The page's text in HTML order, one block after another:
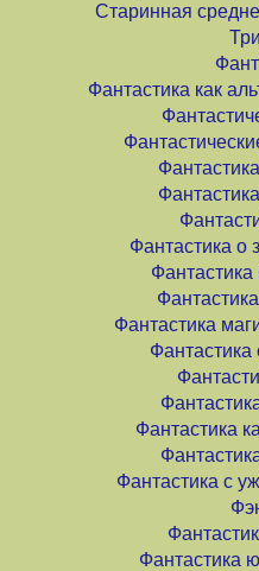
Старинная
Фантастика как
Фантастика о
Фантастика
Фантастика
Фантастика
Фантастика
Фантастика с
Фантастика